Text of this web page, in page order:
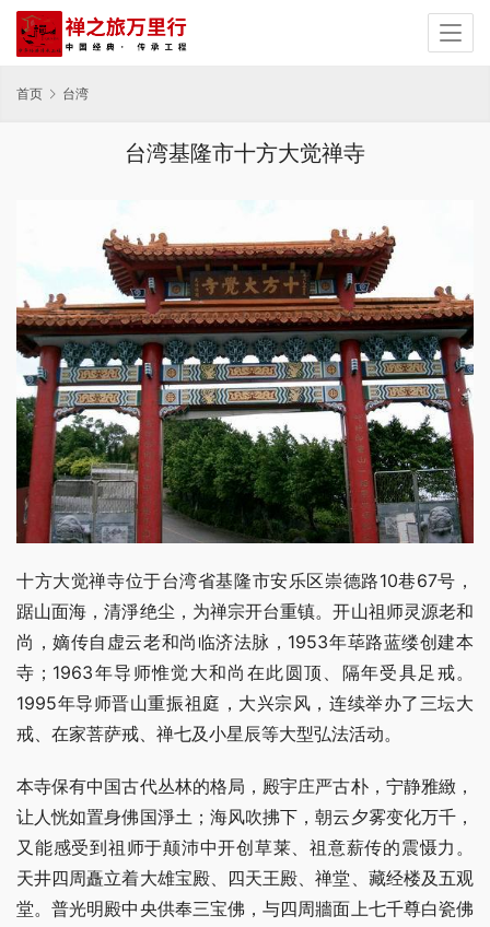
首页 台湾
台湾基隆市十方大觉禅寺
十方大觉禅寺位于台湾省基隆市安乐区崇德路10巷67号，
踞山面海，清淨绝尘，为禅宗开台重镇。开山祖师灵源老和
尚，嫡传自虚云老和尚临济法脉，1953年荜路蓝缕创建本
寺；1963年导师惟觉大和尚在此圆顶、隔年受具足戒。
1995年导师晋山重振祖庭，大兴宗风，连续举办了三坛大
戒、在家菩萨戒、禅七及小星辰等大型弘法活动。
本寺保有中国古代丛林的格局，殿宇庄严古朴，宁静雅緻，
让人恍如置身佛国淨土；海风吹拂下，朝云夕雾变化万千，
又能感受到祖师于颠沛中开创草莱、祖意薪传的震慑力。
天井四周矗立着大雄宝殿、四天王殿、禅堂、藏经楼及五观
堂。普光明殿中央供奉三宝佛，与四周牆面上七千尊白瓷佛